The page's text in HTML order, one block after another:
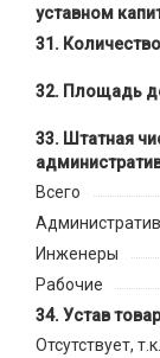
уставном
Площадь
Штатная
Всего
Инженеры
Рабочие
Устав
Отсутствует,